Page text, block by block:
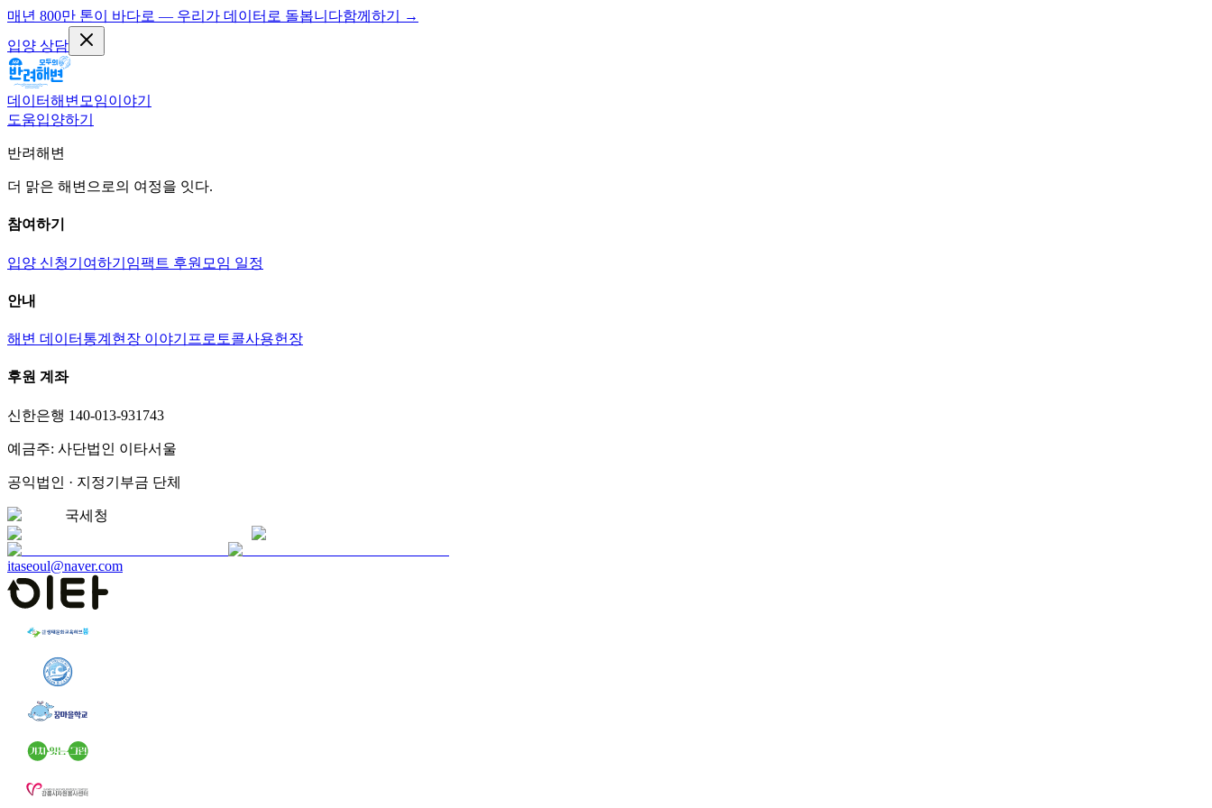
매년 800만 톤이 바다로 — 우리가 데이터로 돌봅니다함께하기
→
입양 상담
데이터해변 모임이야기
도움입양하기
반려해변
더 맑은 해변으로의 여정을 잇다.
참여하기
입양 신청기여하기 임팩트 후원 모임 일정
안내
해변 데이터 통계 현장 이야기 프로토콜사용헌장
후원 계좌
신한은행 140-013-931743
예금주: 사단법인 이타서울
공익법인 · 지정기부금 단체
국세청
itaseoul@naver.com